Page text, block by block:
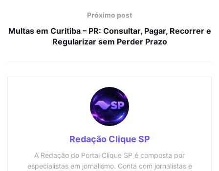
Próximo post
Multas em Curitiba – PR: Consultar, Pagar, Recorrer e
Regularizar sem Perder Prazo
Redação Clique SP
A Redação do Portal Clique SP é composta por
especialistas em jornalismo. Conta com jornalistas e